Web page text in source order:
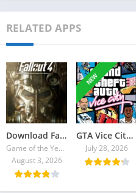
RELATED APPS
Download Fallout 4 Torrent
Game of the Year Edition v1.10.980.0
August 3, 2026
NEW
GTA Vice City 2026 Torrent
July 28, 2026